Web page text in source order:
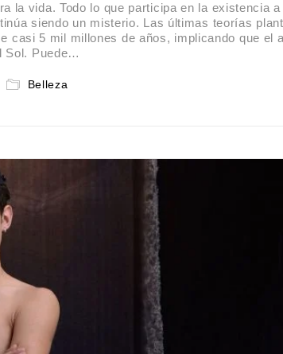
la vida. Todo lo que participa en la existencia a
siendo un misterio. Las últimas teorías
casi 5 mil millones de años, implicando que el
Sol. Puede…
Belleza